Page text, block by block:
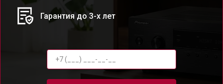
Гарантия до 3-х лет